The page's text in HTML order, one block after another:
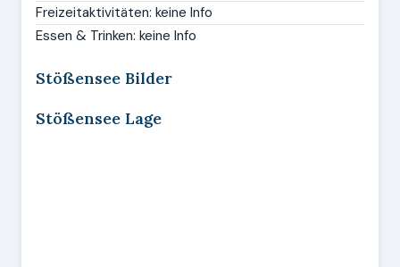
Freizeitaktivitäten: keine Info
Essen & Trinken: keine Info
Stößensee Bilder
Stößensee Lage